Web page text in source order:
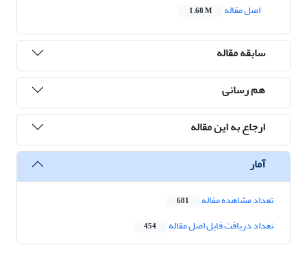
اصل مقاله
1.68 M
سابقه مقاله
هم رسانی
ارجاع به این مقاله
آمار
تعداد مشاهده مقاله 681
تعداد دریافت فایل اصل مقاله 454